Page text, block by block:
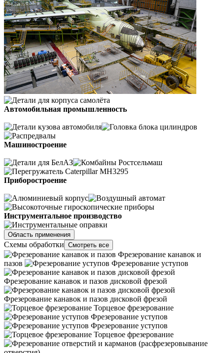
Автомобильная промышленность
Машиностроение
Приборостроение
Инструментальное производство
Область применения
Схемы обработки Смотреть все
Фрезерование канавок и
пазов
Фрезерование уступов
Фрезерование канавок и пазов дисковой фрезой
Фрезерование канавок и пазов дисковой фрезой
Торцевое фрезерование
Фрезерование уступов
Фрезерование уступов
Торцевое фрезерование